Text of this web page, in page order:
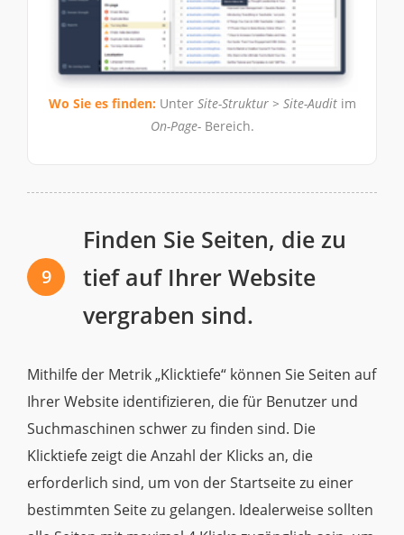
Wo Sie es finden:Unter Site-Struktur > Site-Auditim
On-Page-Bereich.
9
Finden Sie Seiten, die zu
tief auf Ihrer Website
vergraben sind.
Mithilfe der Metrik „Klicktiefe“ können Sie Seiten auf
Ihrer Website identifizieren, die für Benutzer und
Suchmaschinen schwer zu finden sind. Die
Klicktiefe zeigt die Anzahl der Klicks an, die
erforderlich sind, um von der Startseite zu einer
bestimmten Seite zu gelangen. Idealerweise sollten